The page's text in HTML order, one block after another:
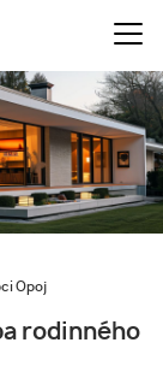
Opoj
rodinného